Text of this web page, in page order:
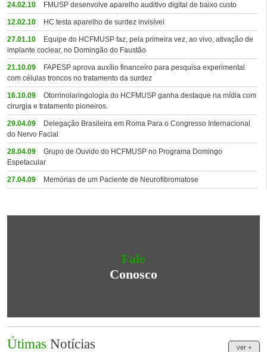
24.02.10 FMUSP desenvolve aparelho auditivo digital de baixo custo
12.02.10 HC testa aparelho de surdez invisível
27.01.10
Equipe do HCFMUSP faz, pela primeira vez, ao vivo, ativação de
implante coclear, no Domingão do Faustão
21.10.09
FAPESP aprova auxílio financeiro para pesquisa experimental
com células troncos no tratamento da surdez
16.10.09
Otorrinolaringologia do HCFMUSP ganha destaque na mídia com
cirurgia e tratamento pioneiros.
29.04.09
Delegação Brasileira em Roma Para o Congresso Internacional
do Nervo Facial
28.04.09
Grupo de Ouvido do HCFMUSP no Programa Domingo
Espetacular
27.04.09 Memórias de um Paciente de Neurofibromatose
Fale
Conosco
ver +
Útimas Notícias